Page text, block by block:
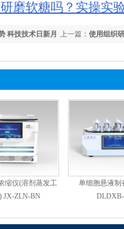
磨软糖吗？实操实
上一篇： 使用组织
科技技术日新月
缩仪(溶剂蒸发工
JX-ZLN-BN
单细胞悬液制